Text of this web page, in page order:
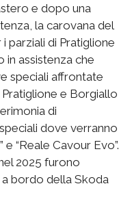
e dopo una
la carovana del
parziali di Pratiglione
in assistenza che
speciali affrontate
e Borgiallo
di
dove verranno
“Reale Cavour Evo”.
2025 furono
bordo della Skoda